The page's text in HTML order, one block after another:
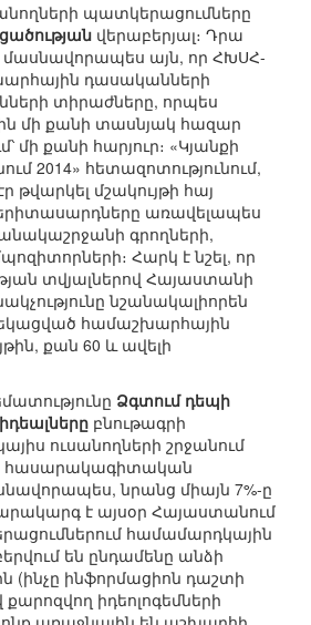
պատկերացումները
վերաբերյալ։ Դրա
մասնավորապես այն, որ ՀԽՍՀ-
դասականների
տիրաժները, որպես
մի քանի տասնյակ հազար
մի քանի հարյուր։ «Կյանքի
2014» հետազոտությունում,
թվարկել մշակույթի հայ
առավելապես
գրողների,
Հարկ է նշել, որ
տվյալներով Հայաստանի
նշանակալիորեն
համաշխարհային
քան 60 և ավելի
Ձգտում դեպի
բնութագրի
ուսանողների շրջանում
հասարակագիտական
նրանց միայն 7%-ը
է այսօր Հայաստանում
համամարդկային
են ընդամենը անձի
(ինչը ինֆորմացիոն դաշտի
իդեոլոգեմների